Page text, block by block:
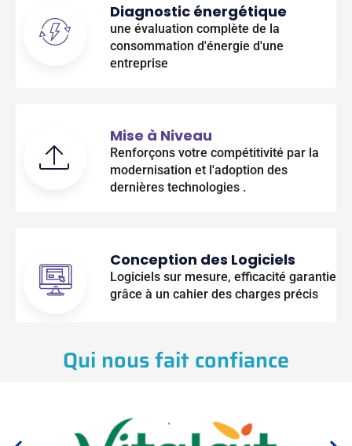
Diagnostic énergétique
une évaluation complète de la
consommation d'énergie d'une
entreprise
Mise à Niveau
Renforçons votre compétitivité par la
modernisation et l'adoption des
dernières technologies .
Conception des Logiciels
Logiciels sur mesure, efficacité garantie
grâce à un cahier des charges précis
Qui nous fait confiance